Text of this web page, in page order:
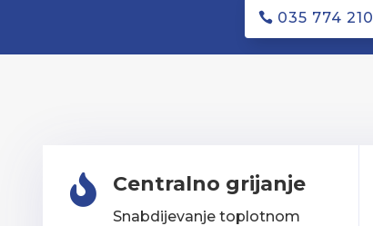
035 774 210
 Centralno grijanje
Snabdijevanje toplotnom